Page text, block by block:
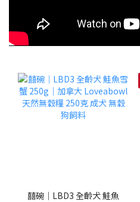
囍碗｜LBD3 全齡犬 鮭魚